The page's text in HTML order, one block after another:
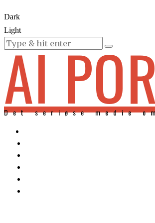
Dark
Light
KURSER
AI
Det seriøse medie